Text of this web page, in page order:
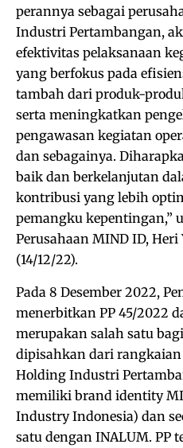
perannya sebagai
Industri Pertambangan,
efektivitas pelaksanaan
yang berfokus pada
tambah dari produk-
serta meningkatkan
pengawasan kegiatan
dan sebagainya.
baik dan berkelanjutan
kontribusi yang lebih
pemangku kepentingan,”
Perusahaan MIND ID, Heri
(14/12/22).
Pada 8 Desember 2022,
menerbitkan PP 45/2022
merupakan salah satu
dipisahkan dari
Holding Industri
memiliki brand identity
Industry Indonesia) dan
satu dengan INALUM. PP